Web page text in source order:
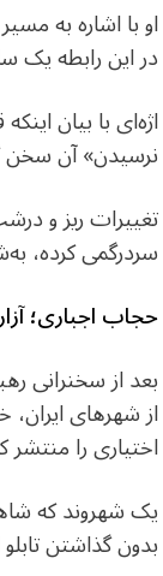
او با اشاره به
در این رابطه یک
نرسیدن» آن
تغییرات ریز و
سردرگمی کرده،
حجاب اجباری؛
از شهرهای
اختیاری را منتشر
یک شهروند که
بدون گذاشتن